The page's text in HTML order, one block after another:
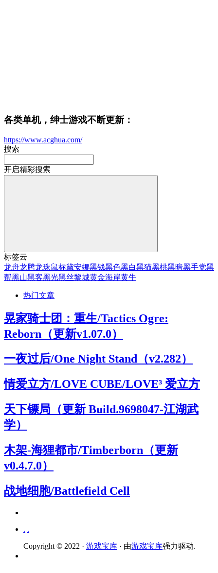
各类单机，绅士游戏不断更新：
https://www.acghua.com/
搜索
开启精彩搜索
标签云
龙舟龙腾龙珠鼠标黛安娜黑钱黑色黑白黑猫黑桃黑暗黑手党黑
帮黑山黑客黑光黑丝黎城黄金海岸黄牛
热门文章
晃家骑士团：重生/Tactics Ogre:
Reborn（更新v1.07.0）
一夜过后/One Night Stand（v2.282）
情爱立方/LOVE CUBE/LOVE³ 爱立方
天下镖局（更新 Build.9698047-江湖武
学）
木架-海狸都市/Timberborn（更新
v0.4.7.0）
战地细胞/Battlefield Cell
. .
Copyright © 2022 · 游戏宝库 · 由游戏宝库强力驱动.